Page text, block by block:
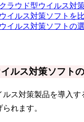
ラウド型ウイルス対
イルス対策ソフトを
イルス対策ソフトの
ルス対策ソフト
ス対策製品を導入す
れます。